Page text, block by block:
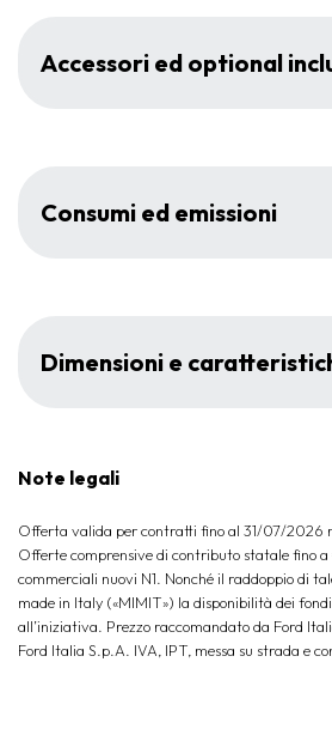
Accessori ed optional
Consumi ed emissioni
Dimensioni e
Note legali
Offerta valida per contratti fino al 31/07/2026
Offerte comprensive di contributo statale fino
commerciali nuovi N1. Nonché il raddoppio di
made in Italy («MIMIT») la disponibilità dei
all’iniziativa. Prezzo raccomandato da Ford
Ford Italia S.p.A. IVA, IPT, messa su strada e